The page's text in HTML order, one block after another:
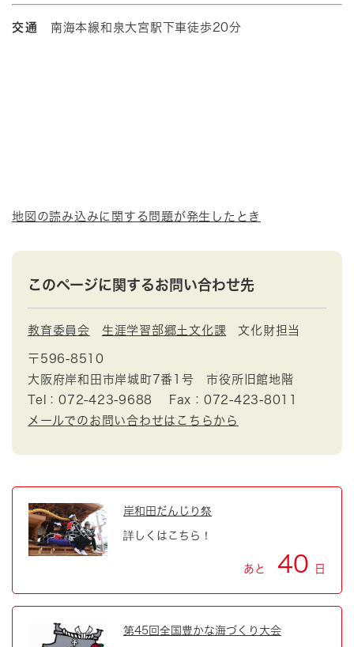
交通 南海本線和泉大宮駅下車徒歩20分
地図の読み込みに関する問題が発生したとき
このページに関するお問い合わせ先
教育委員会 生涯学習部郷土文化課 文化財担当
〒596-8510
大阪府岸和田市岸城町7番1号 市役所旧館地階
Tel：072-423-9688
Fax：072-423-8011
メールでのお問い合わせはこちらから
岸和田だんじり祭
詳しくはこちら！
あと 40 日
第45回全国豊かな海づくり大会